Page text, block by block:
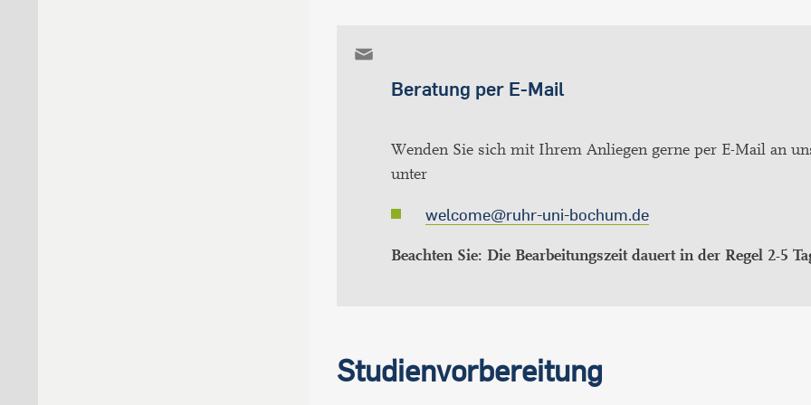
Beratung per E-Mail
Wenden Sie sich mit Ihrem Anliegen gerne per E-Mail an
unter
welcome@ruhr-uni-bochum.de
Beachten Sie: Die Bearbeitungszeit dauert in der Regel 2-5
Studienvorbereitung